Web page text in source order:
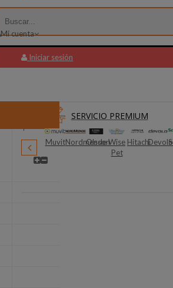
Mi cuenta
Iniciar sesión
SERVICIO PREMIUM
Muvit Nordmende
OlssonWiseHitachiDevolo